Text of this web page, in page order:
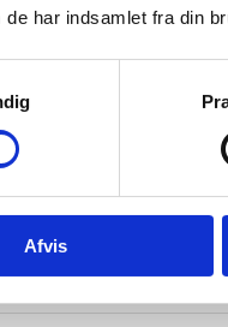
har indsamlet fra din
Afvis